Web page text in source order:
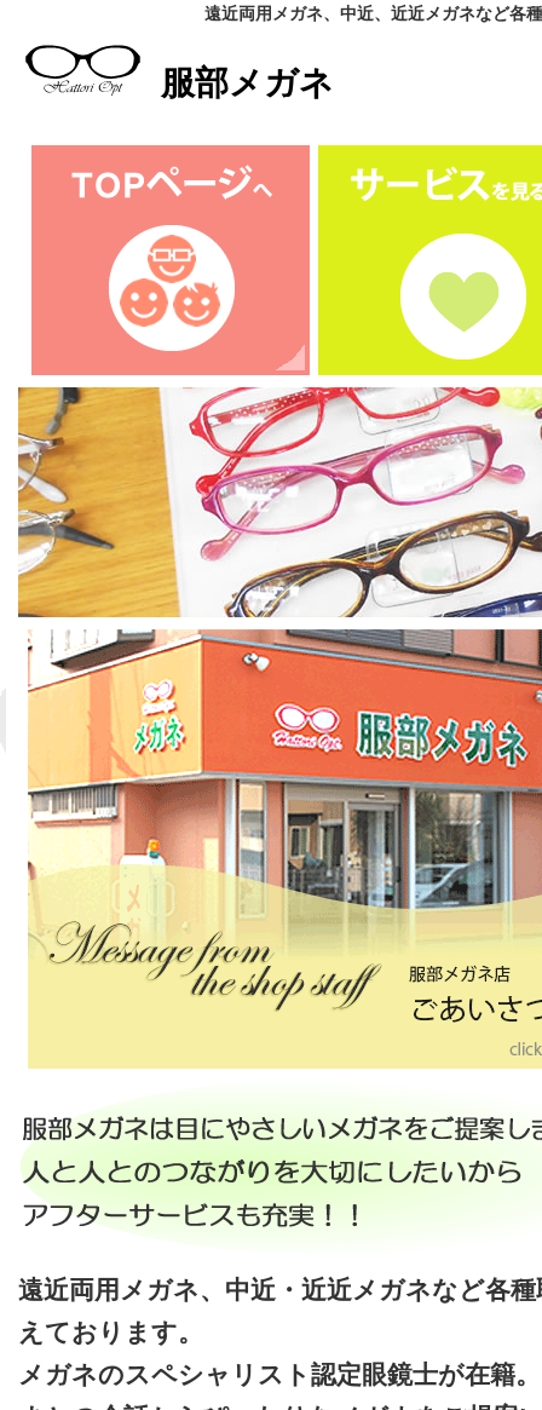
遠近両用メガネ、中近、近近メガネなど各
服部メガネ
遠近両用メガネ、中近・近近メガネなど各
えております。
メガネのスペシャリスト認定眼鏡士が在籍